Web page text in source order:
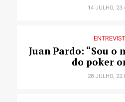
14 JULHO,
Juan Pardo: “Sou
do poker
28 JULHO,